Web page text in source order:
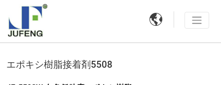

エポキシ樹脂接着剤5508